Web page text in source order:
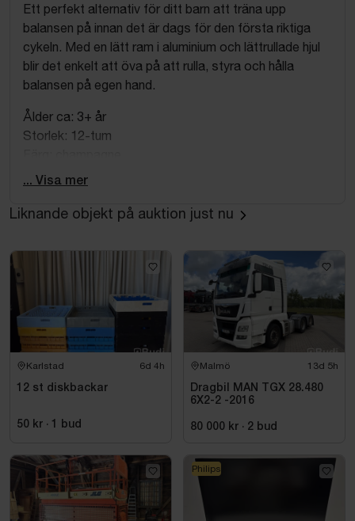
Ett perfekt alternativ för ditt barn att träna upp
balansen på innan det är dags för den första riktiga
cykeln. Med en lätt ram i aluminium och lättrullade hjul
blir det enkelt att öva på att rulla, styra och hålla
balansen på egen hand.
Ålder ca: 3+ år
Storlek: 12-tum
Justerbar sadelhöjd.
Mått emballage:
... Visa mer
Liknande objekt på auktion just nu
Karlstad 6d 4h
12 st diskbackar
50 kr · 1 bud
Malmö 13d 5h
Dragbil MAN TGX 28.480
6X2-2 -2016
80 000 kr · 2 bud
Philips